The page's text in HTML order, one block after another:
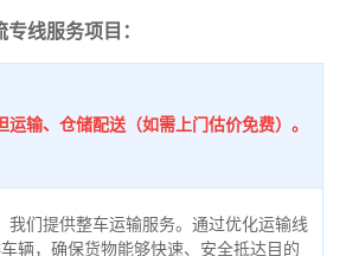
线服务项目：
运输、仓储配送（如需上门估价免费）。
我们提供整车运输服务。通过优化运输线
辆，确保货物能够快速、安全抵达目的